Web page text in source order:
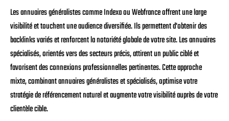
Les annuaires généralistes comme Indexa ou Webfrance offrent une large
visibilité et touchent une audience diversifiée. Ils permettent d'obtenir des
backlinks variés et renforcent la notoriété globale de votre site. Les annuaires
spécialisés, orientés vers des secteurs précis, attirent un public ciblé et
favorisent des connexions professionnelles pertinentes. Cette approche
mixte, combinant annuaires généralistes et spécialisés, optimise votre
stratégie de référencement naturel et augmente votre visibilité auprès de votre
clientèle cible.